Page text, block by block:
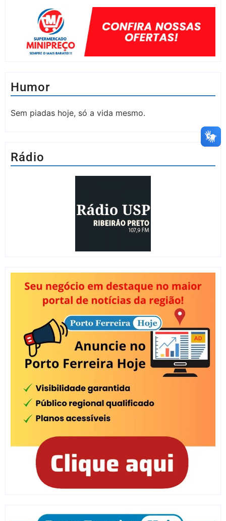
Humor
Sem piadas hoje, só a vida mesmo.
Rádio